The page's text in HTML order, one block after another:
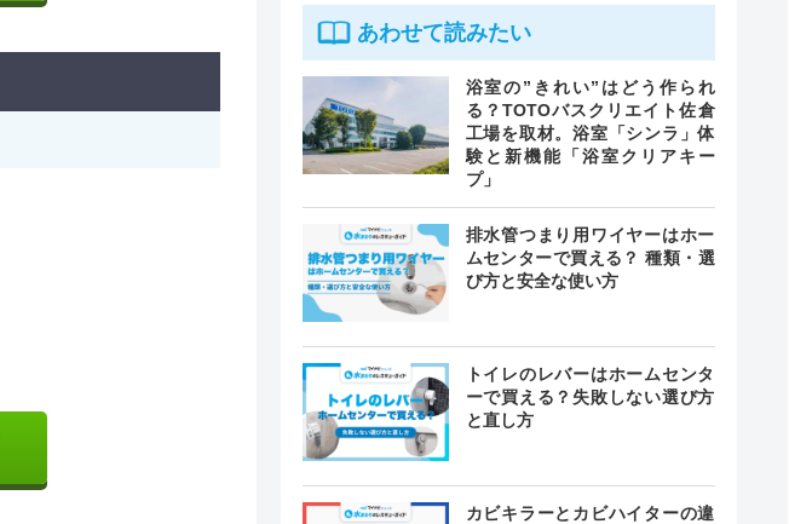
あわせて読みたい
浴室の”きれい”はどう作られ
る？TOTOバスクリエイト佐倉
工場を取材。浴室「シンラ」体
験と新機能「浴室クリアキー
プ」
排水管つまり用ワイヤーはホー
ムセンターで買える？ 種類・選
び方と安全な使い方
トイレのレバーはホームセンタ
ーで買える？失敗しない選び方
と直し方
カビキラーとカビハイターの違